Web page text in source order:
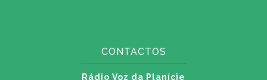
CONTACTOS
Rádio Voz da Planície